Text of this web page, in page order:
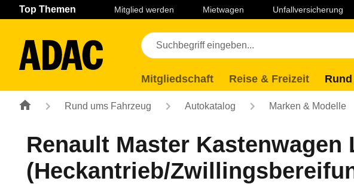
Navigation Seiteninhalt Fußzeile
Top Themen Mitglied werden Mietwagen Unfallversicherung
Mitgliedschaft Reise & Freizeit
Rund ums Fahrzeug Autokatalog Marken & Modelle
Renault Master Kastenwagen
(Heckantrieb/